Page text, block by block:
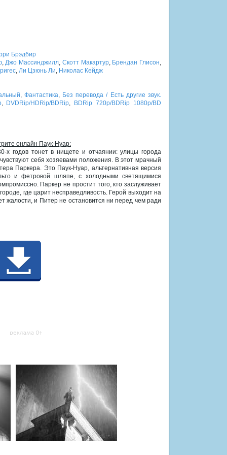
Брэдбир
,Джо Массинджилл, Скотт Макартур, Брендан Глисон,
, Ли Цзюнь Ли, Николас Кейдж
, Фантастика, Без перевода / Есть другие звук.
, DVDRip/HDRip/BDRip,
BDRip 720p/BDRip 1080p/BD
онлайн Паук-Нуар:
х годов тонет в нищете и отчаянии: улицы города
себя хозяевами положения. В этот мрачный
Паркера. Это Паук-Нуар, альтернативная версия
и фетровой шляпе, с холодными светящимися
Паркер не простит того, кто заслуживает
где царит несправедливость. Герой выходит на
жалости, и Питер не остановится ни перед чем ради